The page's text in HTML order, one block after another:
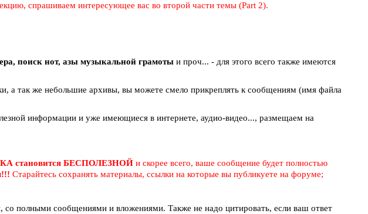
спрашиваем интересующее вас во второй части темы (Part 2).
поиск нот, азы музыкальной грамоты и проч... - для этого всего также имеются
а так же небольшие архивы, вы можете смело прикреплять к сообщениям (имя файла
информации и уже имеющиеся в интернете, аудио-видео..., размещаем на
становится БЕСПОЛЕЗНОЙ и скорее всего, ваше сообщение будет полностью
Старайтесь сохранять материалы, ссылки на которые вы публикуете на форуме;
со полными сообщениями и вложениями. Также не надо цитировать, если ваш ответ